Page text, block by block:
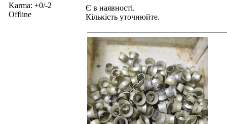
Karma: +0/-2
Offline
Є в наявності.
Кількість уточнюйте.